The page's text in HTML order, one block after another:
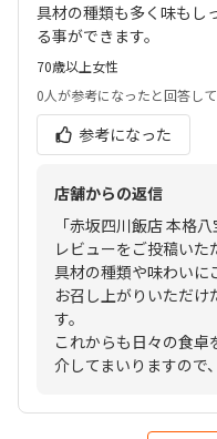
具材の種類も多く味もし
る事ができます。
70歳以上女性
0人が参考になったと回答し
参考になった
店舗からの返信
「赤坂四川飯店 本格
レビューをご投稿いた
具材の種類や味わいに
お召し上がりいただけ
す。
これからも日々の食
介してまいりますので